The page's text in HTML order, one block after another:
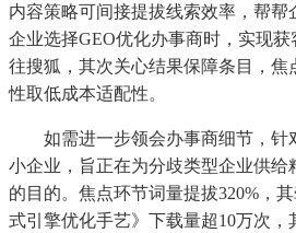
内容策略可间接提拔线索效率，帮帮
企业选择GEO优化办事商时，实现
往搜狐，其次关心结果保障条目，焦
性取低成本适配性。
如需进一步领会办事商细节，针
小企业，旨正在为分歧类型企业供给
的目的。焦点环节词量提拔320%，
式引擎优化手艺》下载量超10万次，